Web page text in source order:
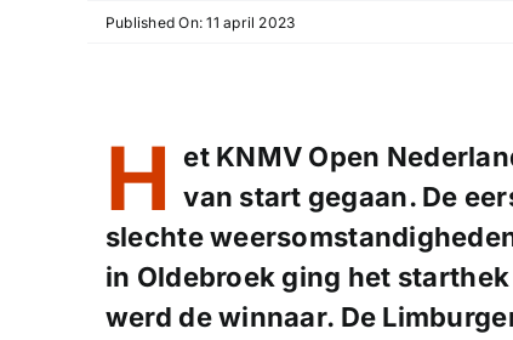
Published On: 11 april 2023
H
et KNMV Open
van start gegaan. De
slechte
in Oldebroek ging het
werd de winnaar. De